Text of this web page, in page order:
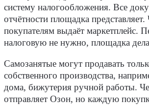
систему налогообложения. Все
отчётности площадка представляет.
покупателям выдаёт маркетплейс.
налоговую не нужно, площадка
Самозанятые могут продавать
собственного производства,
дома, бижутерия ручной работы.
отправляет Озон, но каждую